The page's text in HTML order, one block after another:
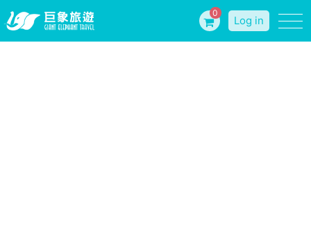
0
Log in